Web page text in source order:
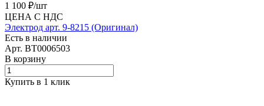
1 100 ₽/шт
ЦЕНА С НДС
Электрод арт. 9-8215 (Оригинал)
Есть в наличии
Арт. BT0006503
В корзину
Купить в 1 клик